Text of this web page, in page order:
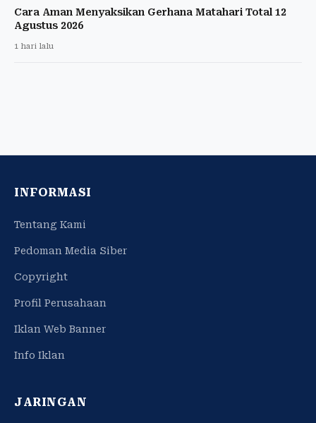
Cara Aman Menyaksikan Gerhana Matahari Total 12
Agustus 2026
1 hari lalu
INFORMASI
Tentang Kami
Pedoman Media Siber
Copyright
Profil Perusahaan
Iklan Web Banner
Info Iklan
JARINGAN